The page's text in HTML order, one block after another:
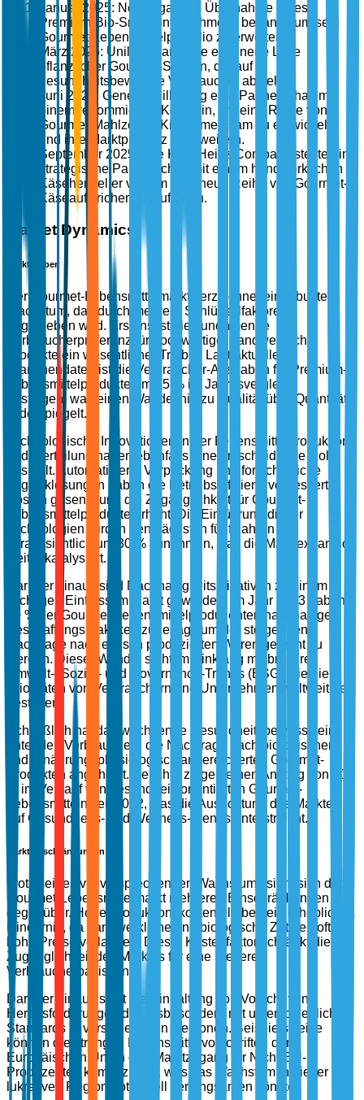
Januar 2025: Nestlé gab die Übernahme eines
Premium-Bio-Snackunternehmens bekannt, um sein
Gourmet-Lebensmittelportfolio zu erweitern.
März 2025: Unilever lancierte eine neue Linie
pflanzlicher Gourmet-Saucen, die auf
gesundheitsbewusste Verbraucher abzielt.
Juni 2025: General Mills ging eine Partnerschaft mit
einem renommierten Koch ein, um eine Reihe von
Gourmet-Mahlzeiten-Kits gemeinsam zu entwickeln
und ihre Marktpräsenz zu erweitern.
September 2025: The Kraft Heinz Company stellte eine
strategische Partnerschaft mit einem handwerklichen
Käsehersteller vor, um eine neue Reihe von Gourmet-
Käseaufstrichen einzuführen.
Market Dynamics
Markttreiber
Der Gourmet-Lebensmittelmarkt verzeichnet ein robustes
Wachstum, das durch mehrere Schlüsselfaktoren
angetrieben wird. Erstens ist die zunehmende
Verbraucherpräferenz für hochwertige, handwerkliche
Produkte ein wesentlicher Treiber. Laut aktuellen
Branchendaten ist die Verbraucher-Ausgaben für Premium-
Lebensmittelprodukte um 25 % im Jahresvergleich
gestiegen, was einen Wandel hin zu Qualität über Quantität
widerspiegelt.
Technologische Innovationen in der Lebensmittelproduktion
und -verteilung haben ebenfalls eine entscheidende Rolle
gespielt. Automatisierte Verpackung und fortschrittliche
Logistiklösungen haben die Betriebseffizienz verbessert,
Kosten gesenkt und die Zugänglichkeit für Gourmet-
Lebensmittelprodukte erhöht. Die Einführung dieser
Technologien wird in den nächsten fünf Jahren
voraussichtlich um 30 % zunehmen, was die Marktexpansion
weiter katalysiert.
Darüber hinaus sind Nachhaltigkeitsinitiativen zu einem
wichtigen Einfluss im Markt geworden. Im Jahr 2023 haben
60 % der Gourmet-Lebensmittelproduzenten nachhaltige
Beschaffungspraktiken zugesagt, um der steigenden
Nachfrage nach ethisch produzierten Waren gerecht zu
werden. Dieser Wandel steht im Einklang mit breiteren
Umwelt-, Sozial- und Governance-Trends (ESG), die die
Prioritäten von Verbrauchern und Unternehmen weltweit neu
gestalten.
Schließlich hat das wachsende Gesundheitsbewusstsein
unter den Verbrauchern die Nachfrage nach biologischen
und ernährungsphysiologisch angereicherten Gourmet-
Produkten angeheizt. Berichte zeigen einen Anstieg von 40
% im Verkauf von gesundheitsorientierten Gourmet-
Lebensmitteln seit 2022, was die Ausrichtung des Marktes
auf Gesundheits- und Wellness-Trends unterstreicht.
Markteinschränkungen
Trotz seines vielversprechenden Wachstums sieht sich der
Gourmet-Lebensmittelmarkt mehreren Einschränkungen
gegenüber. Hohe Produktionskosten bleiben ein erhebliches
Hindernis, da handwerkliche und biologische Zutaten oft
hohe Preise verlangen. Dieser Kostenfaktor schränkt die
Zugänglichkeit des Marktes für eine breitere
Verbraucherbasis ein.
Darüber hinaus stellt die Einhaltung von Vorschriften
Herausforderungen dar, insbesondere mit unterschiedlichen
Standards in verschiedenen Regionen. Beispielsweise
können die strengen Lebensmittelvorschriften der
Europäischen Union den Marktzugang für Nicht-EU-
Produzenten komplizieren, was das Wachstum in dieser
lukrativen Region potenziell verlangsamen könnte.